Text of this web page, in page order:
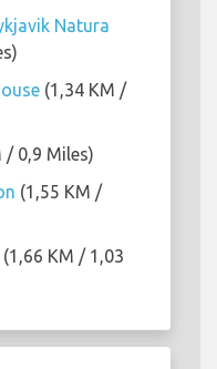
Natura
(1,34 KM /
/ 0,9 Miles)
(1,55 KM /
(1,66 KM / 1,03